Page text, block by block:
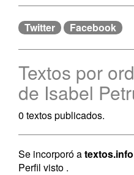
Twitter Facebook
Textos por
de Isabel
0 textos publicados.
Se incorporó atextos.info
Perfil visto .